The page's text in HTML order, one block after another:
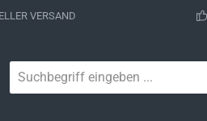
VERSAND